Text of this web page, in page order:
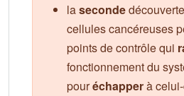
laseconde
cellules cancéreuses
points de contrôle qui
fonctionnement du
pouréchapperà